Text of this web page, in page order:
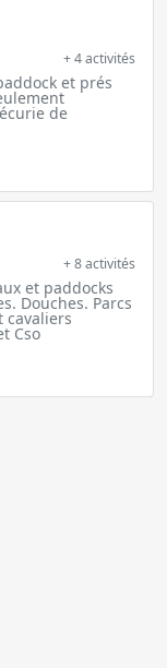
+ 4 activités
et prés
de
+ 8 activités
et paddocks
Douches. Parcs
cavaliers
Cso